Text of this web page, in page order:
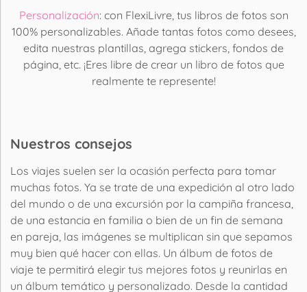
Personalización: con FlexiLivre, tus libros de fotos son
100% personalizables. Añade tantas fotos como desees,
edita nuestras plantillas, agrega stickers, fondos de
página, etc. ¡Eres libre de crear un libro de fotos que
realmente te represente!
Nuestros consejos
Los viajes suelen ser la ocasión perfecta para tomar
muchas fotos. Ya se trate de una expedición al otro lado
del mundo o de una excursión por la campiña francesa,
de una estancia en familia o bien de un fin de semana
en pareja, las imágenes se multiplican sin que sepamos
muy bien qué hacer con ellas. Un álbum de fotos de
viaje te permitirá elegir tus mejores fotos y reunirlas en
un álbum temático y personalizado. Desde la cantidad